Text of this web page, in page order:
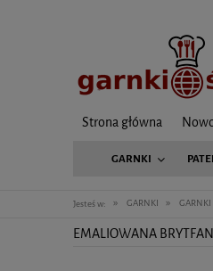
Strona główna
GARNKI
Jesteś w: » GARNKI »
EMALIOWANA